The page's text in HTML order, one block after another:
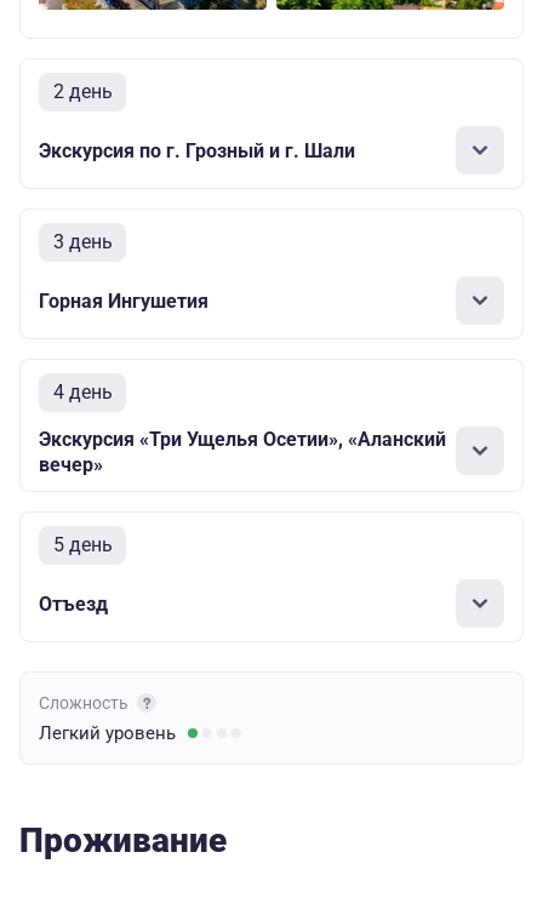
2 день
Экскурсия по г. Грозный и г. Шали
3 день
Горная Ингушетия
4 день
Экскурсия «Три Ущелья Осетии», «Аланский
вечер»
5 день
Отъезд
Сложность
Легкий уровень
Проживание